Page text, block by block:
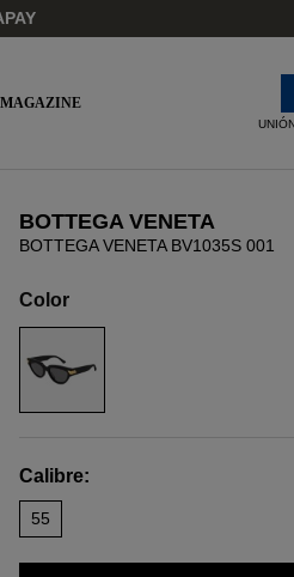
MAGAZINE
BOTTEGA VENETA
BOTTEGA VENETA BV1035S 001
Color
Calibre:
55